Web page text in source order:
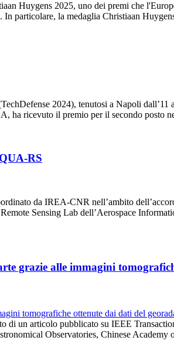
Huygens 2025, uno dei premi che
particolare, la medaglia Christiaan
2024), tenutosi a Napoli
ha ricevuto il premio per il secondo posto
RS
da IREA-CNR nell’ambito
Sensing Lab dell’Aerospace
grazie alle immagini
un articolo pubblicato su IEEE
Observatories, Chinese